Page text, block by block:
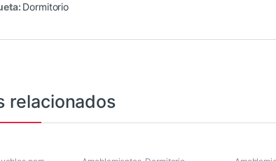
Dormitorio
relacionados